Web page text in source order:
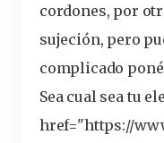
cordones, por
sujeción, pero
complicado
Sea cual sea tu
href="https://